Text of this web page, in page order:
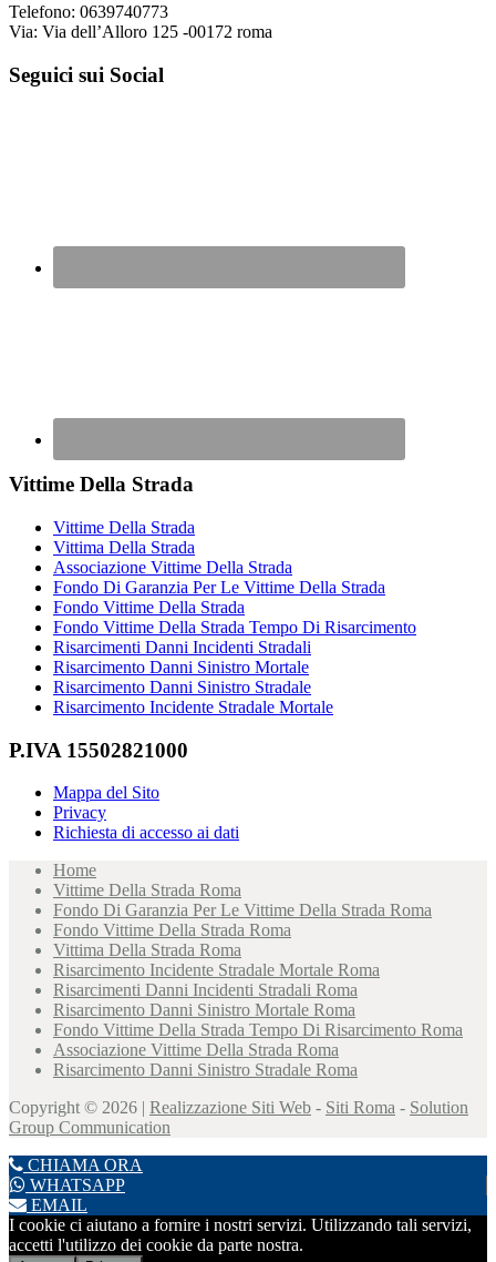
Telefono: 0639740773
Via: Via dell’Alloro 125 -00172 roma
Seguici sui Social
Vittime Della Strada
Vittime Della Strada
Vittima Della Strada
Associazione Vittime Della Strada
Fondo Di Garanzia Per Le Vittime Della Strada
Fondo Vittime Della Strada
Fondo Vittime Della Strada Tempo Di Risarcimento
Risarcimenti Danni Incidenti Stradali
Risarcimento Danni Sinistro Mortale
Risarcimento Danni Sinistro Stradale
Risarcimento Incidente Stradale Mortale
P.IVA 15502821000
Mappa del Sito
Privacy
Richiesta di accesso ai dati
Home
Vittime Della Strada Roma
Fondo Di Garanzia Per Le Vittime Della Strada Roma
Fondo Vittime Della Strada Roma
Vittima Della Strada Roma
Risarcimento Incidente Stradale Mortale Roma
Risarcimenti Danni Incidenti Stradali Roma
Risarcimento Danni Sinistro Mortale Roma
Fondo Vittime Della Strada Tempo Di Risarcimento Roma
Associazione Vittime Della Strada Roma
Risarcimento Danni Sinistro Stradale Roma
Copyright © 2026 | Realizzazione Siti Web - Siti Roma - Solution
Group Communication
CHIAMA ORA
WHATSAPP
EMAIL
I cookie ci aiutano a fornire i nostri servizi. Utilizzando tali servizi,
accetti l'utilizzo dei cookie da parte nostra.